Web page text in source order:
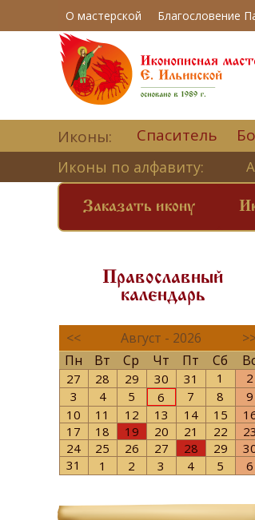
О мастерской Благословение
Иконы: Спаситель
Иконы по алфавиту: А
Заказать икону
Православный
календарь
<< Август - 2026
Пн
Вт Ср Чт Пт Сб
27 28 29 30 31 1
2
3
4 5 6 7 8
9
10
11 12 13 14 15
17
18 19 20 21 22
23
24
25 26 27 28 29
31
1 2 3 4 5 6